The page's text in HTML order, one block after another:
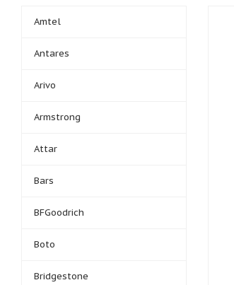
Amtel
Antares
Arivo
Armstrong
Attar
Bars
BFGoodrich
Boto
Bridgestone